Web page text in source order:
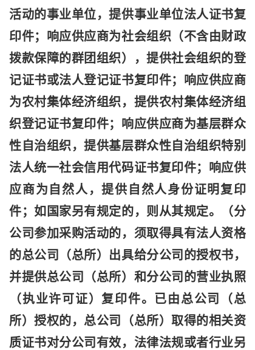
活动的事业单位，提供事业单位法人证书复
印件；响应供应商为社会组织（不含由财政
拨款保障的群团组织），提供社会组织的登
记证书或法人登记证书复印件；响应供应商
为农村集体经济组织，提供农村集体经济组
织登记证书复印件；响应供应商为基层群众
性自治组织，提供基层群众性自治组织特别
法人统一社会信用代码证书复印件；响应供
应商为自然人，提供自然人身份证明复印
件；如国家另有规定的，则从其规定。（分
公司参加采购活动的，须取得具有法人资格
的总公司（总所）出具给分公司的授权书，
并提供总公司（总所）和分公司的营业执照
（执业许可证）复印件。已由总公司（总
所）授权的，总公司（总所）取得的相关资
质证书对分公司有效，法律法规或者行业另